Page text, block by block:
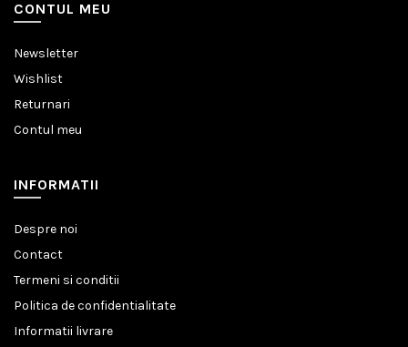
CONTUL MEU
Newsletter
Wishlist
Returnari
Contul meu
INFORMATII
Despre noi
Contact
Termeni si conditii
Politica de confidentialitate
Informatii livrare